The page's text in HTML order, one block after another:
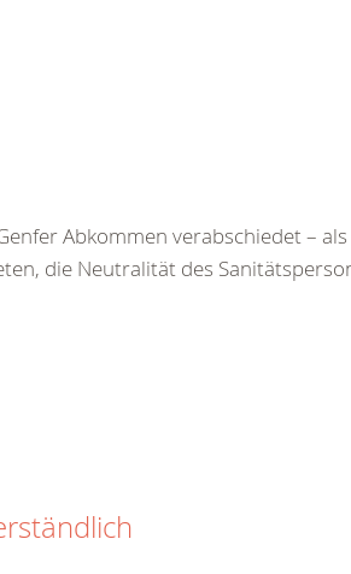
Abkommen verabschiedet –
die Neutralität des